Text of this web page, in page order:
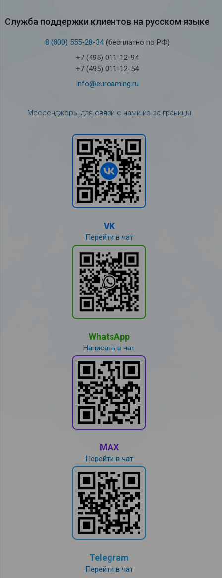
Служба под­держки кли­ен­тов на рус­ском языке
8 (800) 555-28-34(бесплатно по РФ)
+7 (495) 011-12-94
+7 (495) 011-12-54
info@euroaming.ru
Мессенджеры для связи с нами из-за границы
VK
Перейти в чат
WhatsApp
Написать в чат
MAX
Перейти в чат
Telegram
Перейти в чат